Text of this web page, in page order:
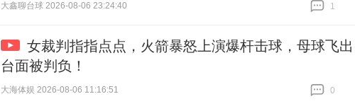
大鑫聊台球 2026-08-06 23:24:40
1
女裁判指指点点，火箭暴怒上演爆杆击球，母球飞出
台面被判负！
大海体娱 2026-08-06 11:16:51
0